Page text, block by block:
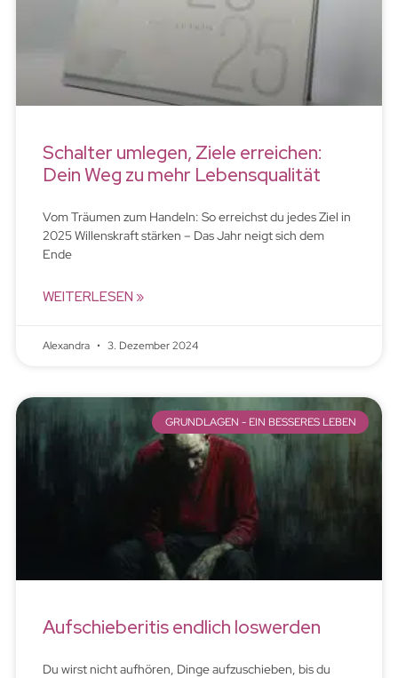
Schalter umlegen, Ziele erreichen:
Dein Weg zu mehr Lebensqualität
Vom Träumen zum Handeln: So erreichst du jedes Ziel in
2025 Willenskraft stärken – Das Jahr neigt sich dem
Ende
WEITERLESEN »
Alexandra 3. Dezember 2024
GRUNDLAGEN - EIN BESSERES LEBEN
Aufschieberitis endlich loswerden
Du wirst nicht aufhören, Dinge aufzuschieben, bis du